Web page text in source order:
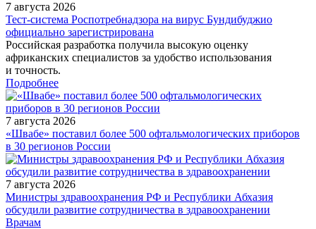
7 августа 2026
Тест‑система Роспотребнадзора на вирус Бундибуджио
официально зарегистрирована
Российская разработка получила высокую оценку
африканских специалистов за удобство использования
и точность.
Подробнее
7 августа 2026
«Швабе» поставил более 500 офтальмологических приборов
в 30 регионов России
7 августа 2026
Министры здравоохранения РФ и Республики Абхазия
обсудили развитие сотрудничества в здравоохранении
/legislation/law/Reestr_zaklyucheniy_GMP/
Врачам